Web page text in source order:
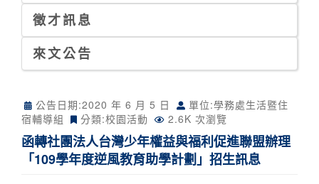
徵才訊息
來文公告
公告日期:2020 年 6 月 5 日
單位:學務處生活暨住
宿輔導組
分類:校園活動 2.6K 次瀏覽
函轉社團法人台灣少年權益與福利促進聯盟辦理
「109學年度逆風教育助學計劃」招生訊息